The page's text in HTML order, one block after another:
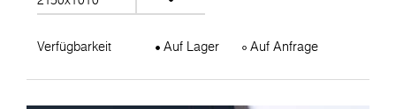
Verfügbarkeit Auf Lager Auf Anfrage